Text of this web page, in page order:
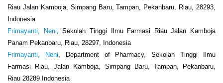
Riau Jalan Kamboja, Simpang Baru, Tampan, Pekanbaru, Riau, 28293,
Indonesia
Frimayanti, Neni, Sekolah Tinggi Ilmu Farmasi Riau Jalan Kamboja
Panam Pekanbaru, Riau, 28297, Indonesia
Frimayanti, Neni, Department of Pharmacy, Sekolah Tinggi Ilmu
Farmasi Riau, Jalan Kamboja, Simpang Baru, Tampan, Pekanbaru,
Riau 28289 Indonesia